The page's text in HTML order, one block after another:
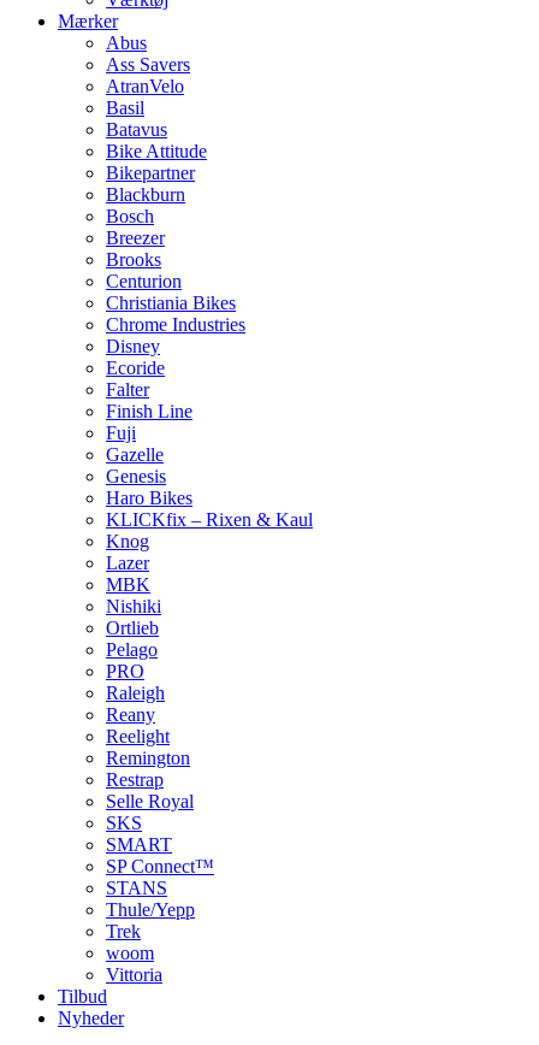
Mærker
Abus
Ass Savers
AtranVelo
Basil
Batavus
Bike Attitude
Bikepartner
Blackburn
Bosch
Breezer
Brooks
Centurion
Christiania Bikes
Chrome Industries
Disney
Ecoride
Falter
Finish Line
Fuji
Gazelle
Genesis
Haro Bikes
KLICKfix – Rixen & Kaul
Knog
Lazer
MBK
Nishiki
Ortlieb
Pelago
PRO
Raleigh
Reany
Reelight
Remington
Restrap
Selle Royal
SKS
SMART
SP Connect™
STANS
Thule/Yepp
Trek
woom
Vittoria
Tilbud
Nyheder